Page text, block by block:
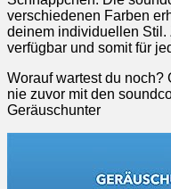
verschiedenen Farben
deinem individuellen
verfügbar und somit für
Worauf wartest du noch?
nie zuvor mit den
Geräuschunter